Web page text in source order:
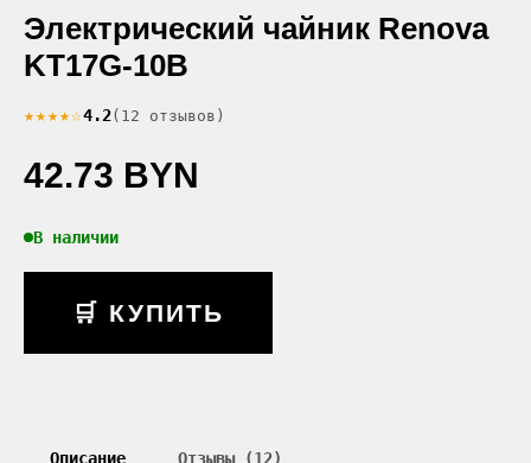
Электрический чайник Renova
KT17G-10B
★★★★☆4.2(12 отзывов)
42.73 BYN
В наличии
🛒 КУПИТЬ
Описание Отзывы (12)